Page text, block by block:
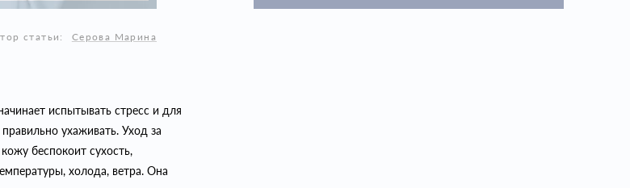
статьи: Серова Марина
испытывать стресс и для
ухаживать. Уход за
беспокоит сухость,
холода, ветра. Она